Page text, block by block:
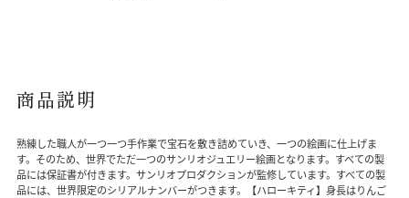
商品説明
熟練した職人が一つ一つ手作業で宝石を敷き詰めていき、一つの絵画に仕上げま
す。そのため、世界でただ一つのサンリオジュエリー絵画となります。すべての製
品には保証書が付きます。サンリオプロダクションが監修しています。すべての製
品には、世界限定のシリアルナンバーがつきます。【ハローキティ】身長はりんご